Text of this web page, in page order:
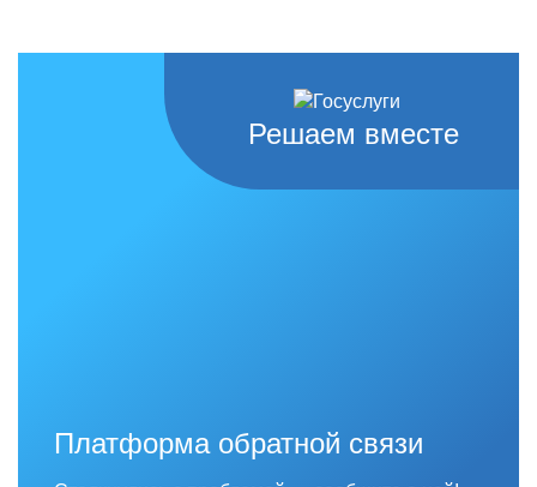
Решаем вместе
Платформа обратной связи